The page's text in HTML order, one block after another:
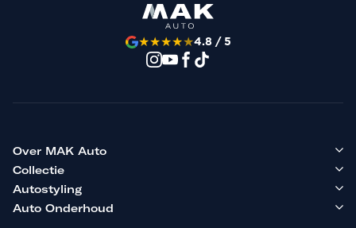
★★★★★4.8 / 5
Over MAK Auto
Collectie
Autostyling
Auto Onderhoud